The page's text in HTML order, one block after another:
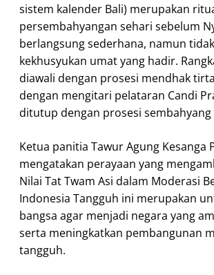
sistem kalender Bali) merupakan
persembahyangan sehari sebelum
berlangsung sederhana, namun
kekhusyukan umat yang hadir.
diawali dengan prosesi mendhak
dengan mengitari pelataran Candi
ditutup dengan prosesi sembahyang
Ketua panitia Tawur Agung Kesanga
mengatakan perayaan yang
Nilai Tat Twam Asi dalam Moderasi
Indonesia Tangguh ini merupakan
bangsa agar menjadi negara yang
serta meningkatkan pembangunan
tangguh.